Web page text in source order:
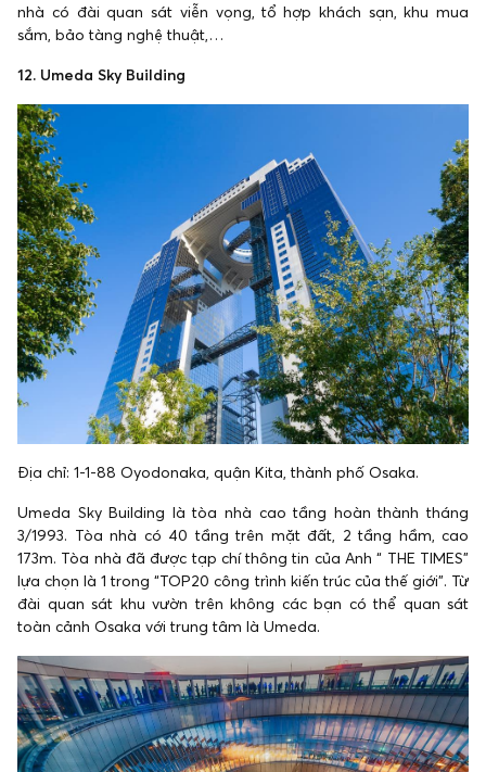
nhà có đài quan sát viễn vọng, tổ hợp khách sạn, khu mua
sắm, bảo tàng nghệ thuật,…
12. Umeda Sky Building
Địa chỉ: 1-1-88 Oyodonaka, quận Kita, thành phố Osaka.
Umeda Sky Building là tòa nhà cao tầng hoàn thành tháng
3/1993. Tòa nhà có 40 tầng trên mặt đất, 2 tầng hầm, cao
173m. Tòa nhà đã được tạp chí thông tin của Anh “ THE TIMES”
lựa chọn là 1 trong “TOP20 công trình kiến trúc của thế giới”. Từ
đài quan sát khu vườn trên không các bạn có thể quan sát
toàn cảnh Osaka với trung tâm là Umeda.